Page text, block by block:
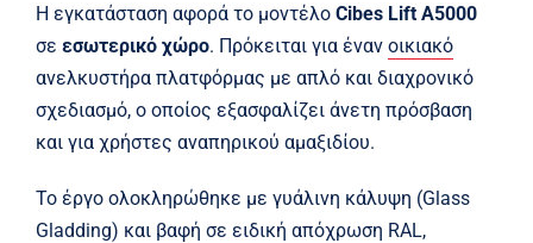
Η εγκατάσταση αφορά το μοντέλο Cibes Lift A5000
σε εσωτερικό χώρο. Πρόκειται για έναν οικιακό
ανελκυστήρα πλατφόρμας με απλό και διαχρονικό
σχεδιασμό, ο οποίος εξασφαλίζει άνετη πρόσβαση
και για χρήστες αναπηρικού αμαξιδίου.
Το έργο ολοκληρώθηκε με γυάλινη κάλυψη (Glass
Gladding) και βαφή σε ειδική απόχρωση RAL,